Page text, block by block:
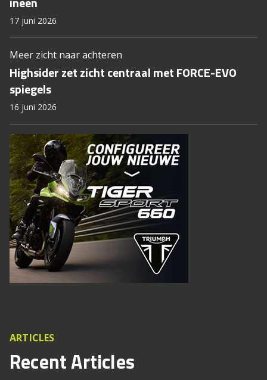
17 juni 2026
Meer zicht naar achteren
Highsider zet zicht centraal met FORCE-EVO
spiegels
16 juni 2026
ARTICLES
Recent Articles